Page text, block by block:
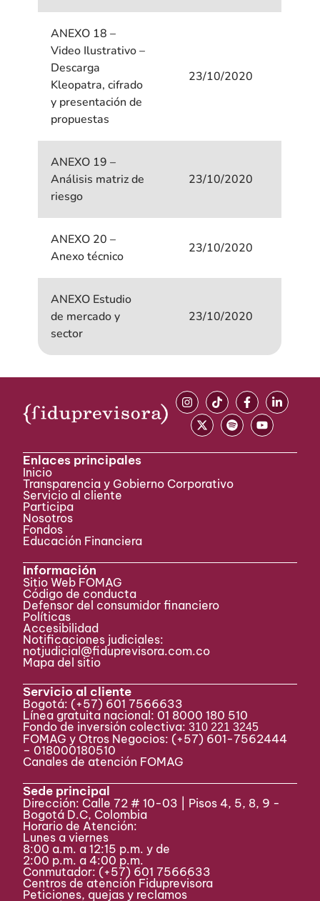
ANEXO 18 –
Video Ilustrativo –
Descarga
Kleopatra, cifrado
y presentación de
propuestas
23/10/2020
ANEXO 19 –
Análisis matriz de
riesgo
23/10/2020
ANEXO 20 –
Anexo técnico
23/10/2020
ANEXO Estudio
de mercado y
sector
23/10/2020
Enlaces principales
Inicio
Transparencia y Gobierno Corporativo
Servicio al cliente
Participa ​
Nosotros
Fondos
Educación Financiera
Información
Sitio Web FOMAG
Código de conducta
Defensor del consumidor financiero
Políticas
Accesibilidad
Notificaciones judiciales:
notjudicial@fiduprevisora.com.co
Mapa del sitio
Servicio al cliente
Bogotá: (+57) 601 7566633
Línea gratuita nacional: 01 8000 180 510
Fondo de inversión colectiva:310 221 3245
FOMAG y Otros Negocios: (+57) 601-7562444
– 018000180510
Canales de atención FOMAG
Sede principal
Dirección: Calle 72 # 10-03 | Pisos 4, 5, 8, 9 -
Bogotá D.C, Colombia
Horario de Atención:
Lunes a viernes
8:00 a.m. a 12:15 p.m. y de
2:00 p.m. a 4:00 p.m.
Conmutador: (+57) 601 7566633
Centros de atención Fiduprevisora
Peticiones, quejas y reclamos